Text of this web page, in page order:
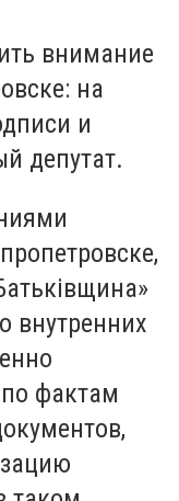
внимание
на
и
депутат.
внутренних
фактам